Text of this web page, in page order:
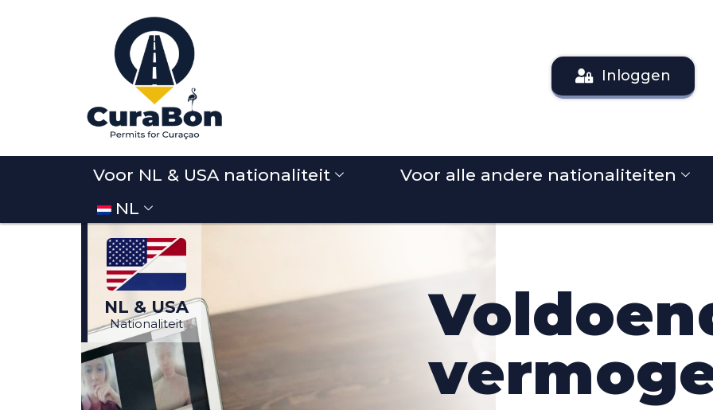
Inloggen
Voor NL & USA nationaliteit
Voor alle andere nationaliteiten
NL
NL & USA
Nationaliteit